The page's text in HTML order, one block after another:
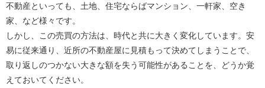
不動産といっても、土地、住宅ならばマンション、一軒家、空き
家、など様々です。
しかし、この売買の方法は、時代と共に大きく変化しています。安
易に従来通り、近所の不動産屋に見積もって決めてしまうことで、
取り返しのつかない大きな額を失う可能性があることを、どうか覚
えておいてください。